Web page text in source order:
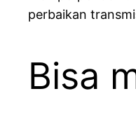
perbaikan
Bisa